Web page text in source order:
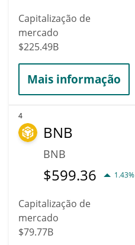
Capitalização de
mercado
$225.49B
Mais informação
4
BNB
BNB
$599.36 1.43%
Capitalização de
mercado
$79.77B